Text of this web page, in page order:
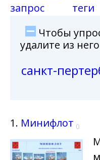
запрос
теги
Чтобы
удалите из
санкт-
1. Минифлот 0